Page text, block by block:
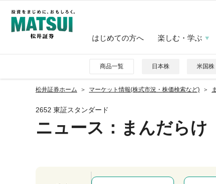
はじめての方へ 楽しむ・学ぶ
商品一覧 日本株 米国株
松井証券ホーム マーケット情報(株式市況・株価検索など)
2652 東証スタンダード
ニュース ：まんだらけ